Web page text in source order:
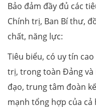
Bảo đảm đầy đủ các
Chính trị, Ban Bí thư,
chất, năng lực:
Tiêu biểu, có uy tín
trị, trong toàn Đảng và
đạo, trung tâm đoàn
mạnh tổng hợp của